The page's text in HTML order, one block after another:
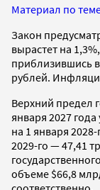
Материал по
Закон
вырастет на
приблизившись
рублей.
Верхний предел
января 2027
на 1 января
2029-го — 47,41
объеме $66,8